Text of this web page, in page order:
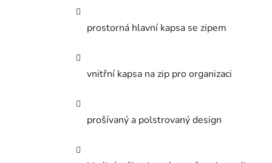
prostorná hlavní kapsa se zipem
vnitřní kapsa na zip pro organizaci
prošívaný a polstrovaný design